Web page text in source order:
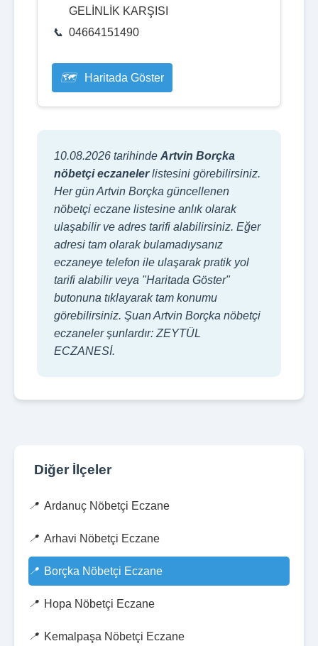
GELİNLİK KARŞISI
04664151490
Haritada Göster
10.08.2026 tarihinde Artvin Borçka
nöbetçi eczanelerlistesini görebilirsiniz.
Her gün Artvin Borçka güncellenen
nöbetçi eczane listesine anlık olarak
ulaşabilir ve adres tarifi alabilirsiniz. Eğer
adresi tam olarak bulamadıysanız
eczaneye telefon ile ulaşarak pratik yol
tarifi alabilir veya "Haritada Göster"
butonuna tıklayarak tam konumu
görebilirsiniz. Şuan Artvin Borçka nöbetçi
eczaneler şunlardır: ZEYTÜL
ECZANESİ.
Diğer İlçeler
Ardanuç Nöbetçi Eczane
Arhavi Nöbetçi Eczane
Borçka Nöbetçi Eczane
Hopa Nöbetçi Eczane
Kemalpaşa Nöbetçi Eczane